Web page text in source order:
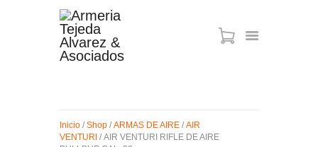
MIRAS
MUNICIONES
Inicio / Shop / ARMAS DE AIRE / AIR
VENTURI / AIR VENTURI RIFLE DE AIRE